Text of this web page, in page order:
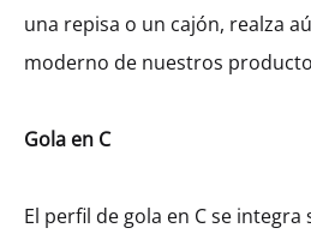
una repisa o un cajón, realza
moderno de nuestros
Gola en C
El perfil de gola en C se